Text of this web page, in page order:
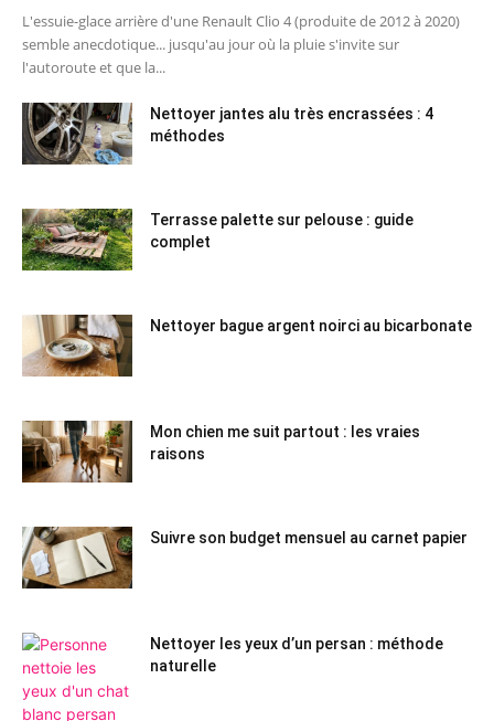
L'essuie-glace arrière d'une Renault Clio 4 (produite de 2012 à 2020)
semble anecdotique... jusqu'au jour où la pluie s'invite sur
l'autoroute et que la...
Nettoyer jantes alu très encrassées : 4
méthodes
Terrasse palette sur pelouse : guide
complet
Nettoyer bague argent noirci au bicarbonate
Mon chien me suit partout : les vraies
raisons
Suivre son budget mensuel au carnet papier
Nettoyer les yeux d’un persan : méthode
naturelle